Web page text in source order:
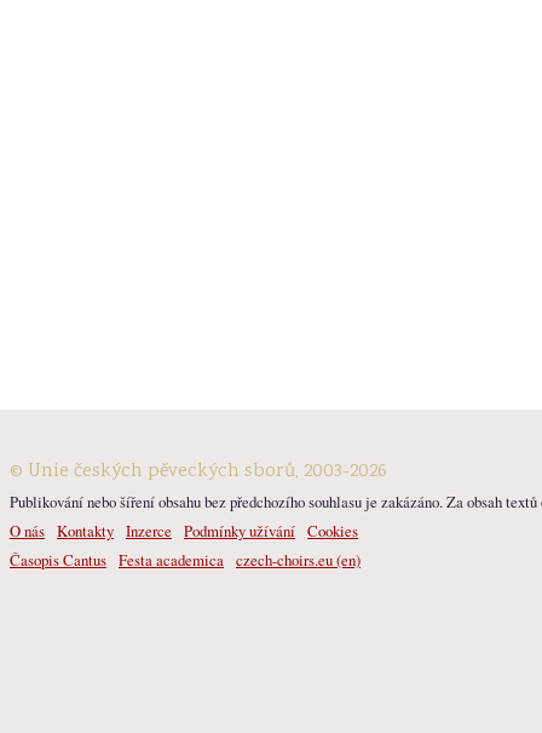
© Unie českých pěveckých sborů, 2003-2026
Publikování nebo šíření obsahu bez předchozího souhlasu je zakázáno. Za obsah
O nás Kontakty Inzerce Podmínky užívání Cookies
Časopis Cantus Festa academica czech-choirs.eu (en)